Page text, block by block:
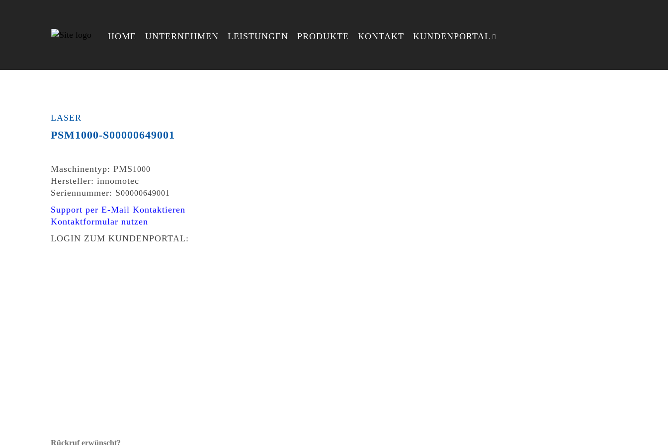
HOME UNTERNEHMEN LEISTUNGEN PRODUKTE KONTAKT KUNDENPORTAL
LASER
PSM1000-S00000649001
Maschinentyp: PMS1000
Hersteller: innomotec
Seriennummer: S00000649001
Support per E-Mail Kontaktieren
Kontaktformular nutzen
LOGIN ZUM KUNDENPORTAL:
Rückruf erwünscht?